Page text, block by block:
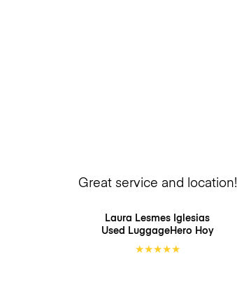
Great service and location!
Laura Lesmes Iglesias
Used LuggageHero Hoy
★★★★★